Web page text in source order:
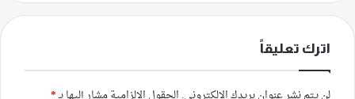
اترك تعليقاً